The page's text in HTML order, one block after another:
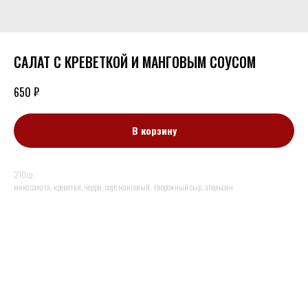
САЛАТ С КРЕВЕТКОЙ И МАНГОВЫМ СОУСОМ
650 ₽
В корзину
210гр
микс салата, креветки, черри, соус манговый, творожный сыр, апельсин